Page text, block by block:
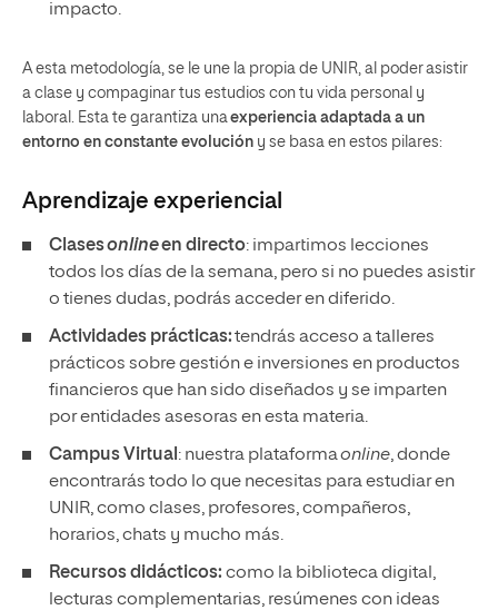
impacto.
A esta metodología, se le une la propia de UNIR, al poder asistir
a clase y compaginar tus estudios con tu vida personal y
laboral. Esta te garantiza unaexperiencia adaptada a un
entorno en constante evolución y se basa en estos pilares:
Aprendizaje experiencial
Clasesonlineen directo: impartimos lecciones
todos los días de la semana, pero si no puedes asistir
o tienes dudas, podrás acceder en diferido.
Actividades prácticas:tendrás acceso a talleres
prácticos sobre gestión e inversiones en productos
financieros que han sido diseñados y se imparten
por entidades asesoras en esta materia.
Campus Virtual : nuestra plataformaonline, donde
encontrarás todo lo que necesitas para estudiar en
UNIR, como clases, profesores, compañeros,
horarios, chats y mucho más.
Recursos didácticos: como la biblioteca digital,
lecturas complementarias, resúmenes con ideas